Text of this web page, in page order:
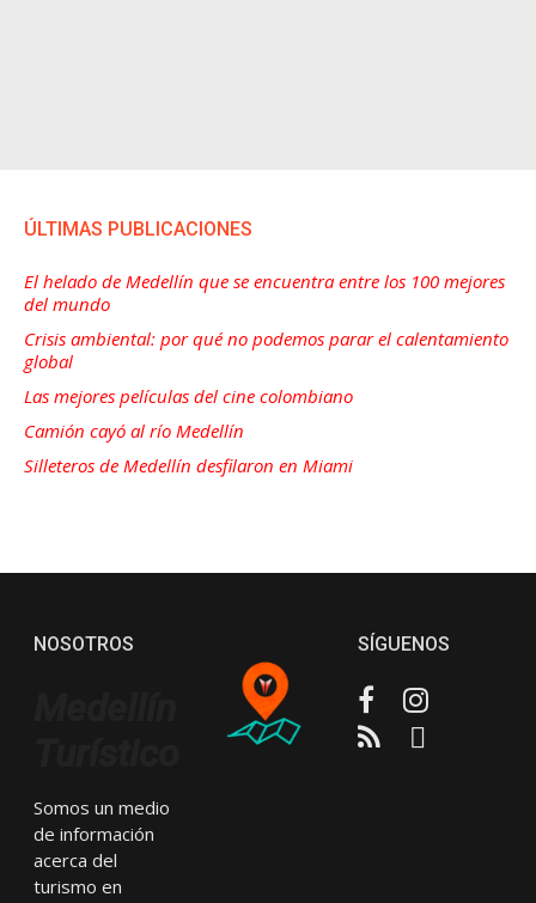
ÚLTIMAS PUBLICACIONES
El helado de Medellín que se encuentra entre los 100 mejores
del mundo
Crisis ambiental: por qué no podemos parar el calentamiento
global
Las mejores películas del cine colombiano
Camión cayó al río Medellín
Silleteros de Medellín desfilaron en Miami
NOSOTROS
Somos un medio
de información
acerca del
turismo en
SÍGUENOS
FacebookInstagram